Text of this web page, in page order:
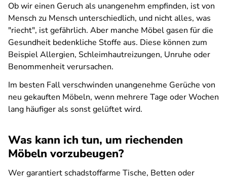
Ob wir einen Geruch als unangenehm empfinden, ist von
Mensch zu Mensch unterschiedlich, und nicht alles, was
"riecht", ist gefährlich. Aber manche Möbel gasen für die
Gesundheit bedenkliche Stoffe aus. Diese können zum
Beispiel Allergien, Schleimhautreizungen, Unruhe oder
Benommenheit verursachen.
Im besten Fall verschwinden unangenehme Gerüche von
neu gekauften Möbeln, wenn mehrere Tage oder Wochen
lang häufiger als sonst gelüftet wird.
Was kann ich tun, um riechenden
Möbeln vorzubeugen?
Wer garantiert schadstoffarme Tische, Betten oder